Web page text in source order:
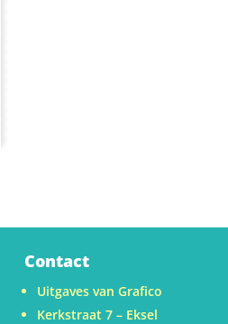
Contact
Uitgaves van Grafico
Kerkstraat 7 – Eksel